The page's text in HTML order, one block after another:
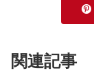
関連記事